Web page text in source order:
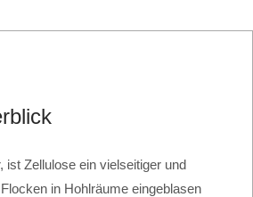
Zellulose ein vielseitiger und
in Hohlräume eingeblasen